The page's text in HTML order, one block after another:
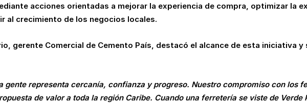
acciones orientadas a mejorar la experiencia de compra, optimizar la
al crecimiento de los negocios locales.
gerente Comercial de Cemento País, destacó el alcance de esta iniciativa y
gente representa cercanía, confianza y progreso. Nuestro compromiso con los
de valor a toda la región Caribe. Cuando una ferretería se viste de Verde